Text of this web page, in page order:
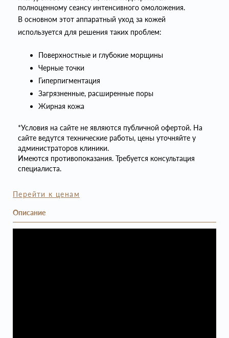
полноценному сеансу интенсивного омоложения.
В основном этот аппаратный уход за кожей
используется для решения таких проблем:
Поверхностные и глубокие морщины
Черные точки
Гиперпигментация
Загрязненные, расширенные поры
Жирная кожа
*Условия на сайте не являются публичной офертой. На
сайте ведутся технические работы, цены уточняйте у
администраторов клиники.
Имеются противопоказания. Требуется консультация
специалиста.
Перейти к ценам
Описание